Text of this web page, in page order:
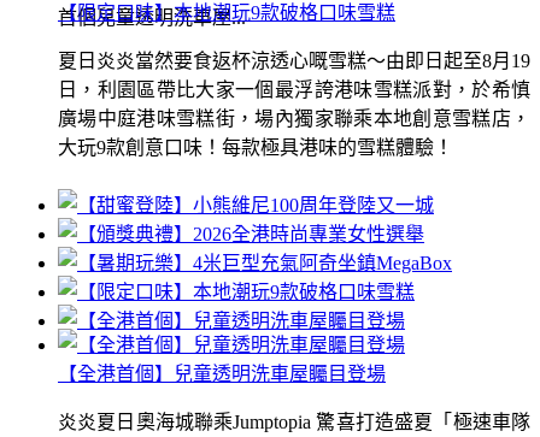
首個兒童透明洗車屋...
【限定口味】本地潮玩9款破格口味雪糕
夏日炎炎當然要食返杯涼透心嘅雪糕～由即日起至8月19
日，利園區帶比大家一個最浮誇港味雪糕派對，於希慎
廣場中庭港味雪糕街，場內獨家聯乘本地創意雪糕店，
大玩9款創意口味！每款極具港味的雪糕體驗！
【全港首個】兒童透明洗車屋矚目登場
炎炎夏日奧海城聯乘Jumptopia 驚喜打造盛夏「極速車隊